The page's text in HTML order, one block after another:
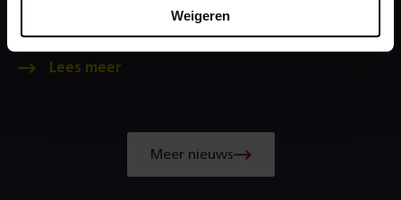
Weigeren
3D baan en spoor objecten beschikbaar
Meer nieuws